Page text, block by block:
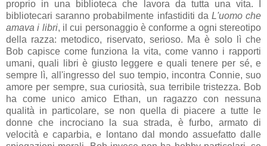
proprio in una biblioteca che lavora da tutta una vita. I
bibliotecari saranno probabilmente infastiditi da L'uomo che
amava i libri, il cui personaggio è conforme a ogni stereotipo
della razza: metodico, riservato, serioso. Ma è solo lì che
Bob capisce come funziona la vita, come vanno i rapporti
umani, quali libri è giusto leggere e quali tenere per sé, e
sempre lì, all'ingresso del suo tempio, incontra Connie, suo
amore per sempre, sua curiosità, sua terribile tristezza. Bob
ha come unico amico Ethan, un ragazzo con nessuna
qualità in particolare, se non quella di piacere a tutte le
donne che incrociano la sua strada, è furbo, armato di
velocità e caparbia, e lontano dal mondo assuefatto dalle